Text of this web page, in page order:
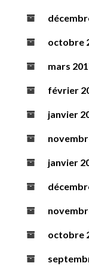
octobre
mars
février
janvier
janvier
octobre